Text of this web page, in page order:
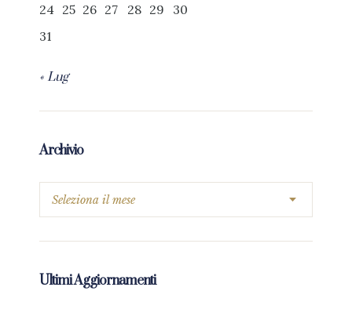
24 25 26 27 28 29
30
31
« Lug
Archivio
Ultimi Aggiornamenti